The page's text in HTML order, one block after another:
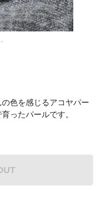
色を感じるアコヤパー
ったパールです。